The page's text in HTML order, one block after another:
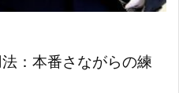
法：本番さながらの練